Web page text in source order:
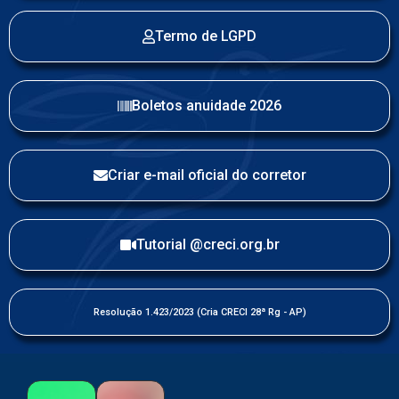
Termo de LGPD
Boletos anuidade 2026
Criar e-mail oficial do corretor
Tutorial @creci.org.br
Resolução 1.423/2023 (Cria CRECI 28ª Rg - AP)